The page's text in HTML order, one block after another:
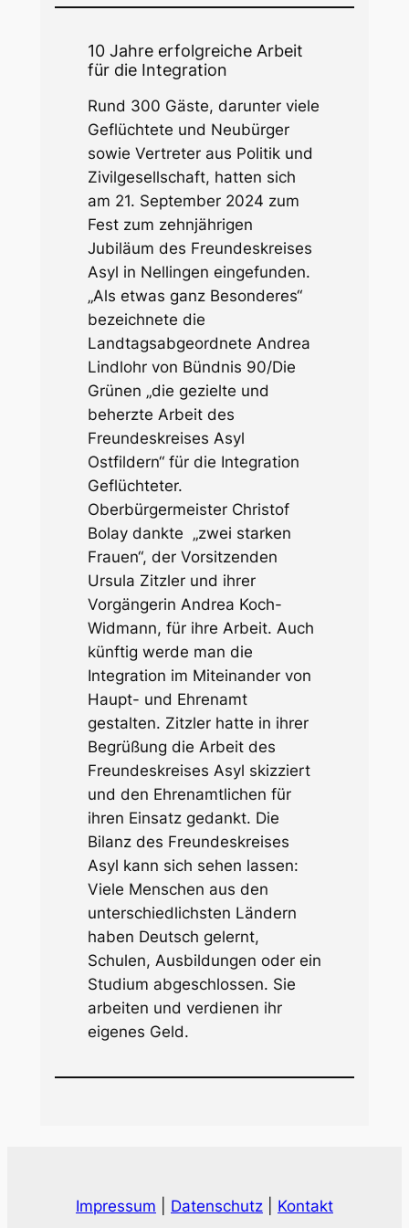
10 Jahre erfolgreiche Arbeit
für die Integration
Rund 300 Gäste, darunter viele
Geflüchtete und Neubürger
sowie Vertreter aus Politik und
Zivilgesellschaft, hatten sich
am 21. September 2024 zum
Fest zum zehnjährigen
Jubiläum des Freundeskreises
Asyl in Nellingen eingefunden.
„Als etwas ganz Besonderes“
bezeichnete die
Landtagsabgeordnete Andrea
Lindlohr von Bündnis 90/Die
Grünen „die gezielte und
beherzte Arbeit des
Freundeskreises Asyl
Ostfildern“ für die Integration
Geflüchteter.
Oberbürgermeister Christof
Bolay dankte „zwei starken
Frauen“, der Vorsitzenden
Ursula Zitzler und ihrer
Vorgängerin Andrea Koch-
Widmann, für ihre Arbeit. Auch
künftig werde man die
Integration im Miteinander von
Haupt- und Ehrenamt
gestalten. Zitzler hatte in ihrer
Begrüßung die Arbeit des
Freundeskreises Asyl skizziert
und den Ehrenamtlichen für
ihren Einsatz gedankt. Die
Bilanz des Freundeskreises
Asyl kann sich sehen lassen:
Viele Menschen aus den
unterschiedlichsten Ländern
haben Deutsch gelernt,
Schulen, Ausbildungen oder ein
Studium abgeschlossen. Sie
arbeiten und verdienen ihr
eigenes Geld.
Impressum Datenschutz Kontakt